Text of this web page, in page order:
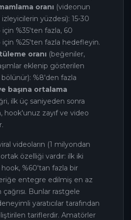
oranı (videonun
yüzdesi): 15-30
%35'ten fazla, 60
için %25'ten fazla hedefleyin.
oranı (beğeniler,
eklenip gösterilen
%8'den fazla
başına ortalama
ilk üç saniyeden sonra
hook'unuz zayıf ve video
videoların (1 milyondan
özelliği vardır: ilk iki
%60'tan fazla bir
entegre edilmiş en az
Bunlar rastgele
yaratıcılar tarafından
tariflerdir. Amatörler